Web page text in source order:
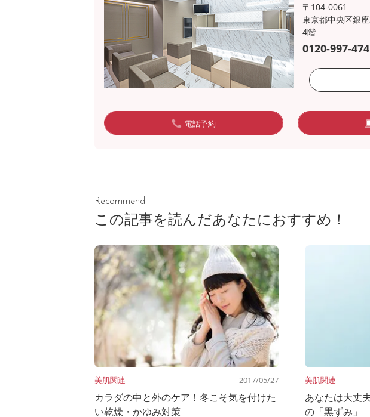
〒104-0061
東京都中央区銀
4階
0120-997-474
電話予約
Recommend
この記事を読んだあなたにおすすめ！
美肌関連 2017/05/27
カラダの中と外のケア！冬こそ気を付けた
い乾燥・かゆみ対策
美肌関連
あなたは大丈
の「黒ずみ」